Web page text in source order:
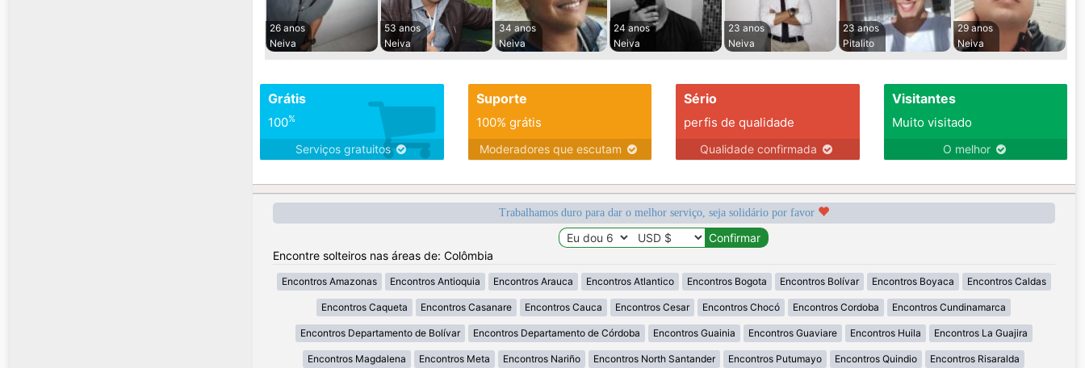
26 anos
Neiva
53 anos
Neiva
34 anos
Neiva
24 anos
Neiva
23 anos
Neiva
23 anos
Pitalito
29 anos
Neiva
Grátis
100%
Serviços gratuitos
Suporte
100% grátis
Moderadores que escutam
Sério
perfis de qualidade
Qualidade confirmada
Visitantes
Muito visitado
O melhor
Trabalhamos duro para dar o melhor serviço, seja solidário por favor
Encontre solteiros nas áreas de: Colômbia
Encontros Amazonas Encontros Antioquia Encontros Arauca Encontros Atlantico Encontros Bogota Encontros Bolívar Encontros Boyaca Encontros Caldas
Encontros Caqueta Encontros Casanare Encontros Cauca Encontros Cesar Encontros Chocó Encontros Cordoba Encontros Cundinamarca
Encontros Departamento de Bolívar Encontros Departamento de Córdoba Encontros Guainia Encontros Guaviare Encontros Huila Encontros La Guajira
Encontros Magdalena Encontros Meta Encontros Nariño Encontros North Santander Encontros Putumayo Encontros Quindio Encontros Risaralda